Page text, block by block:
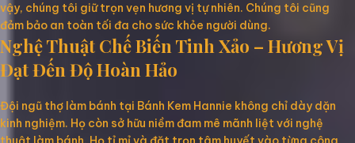
vậy, chúng tôi giữ trọn vẹn hương vị tự nhiên. Chúng tôi cũng
đảm bảo an toàn tối đa cho sức khỏe người dùng.
Nghệ Thuật Chế Biến Tinh Xảo – Hương Vị
Đạt Đến Độ Hoàn Hảo
Đội ngũ thợ làm bánh tại Bánh Kem Hannie không chỉ dày dặn
kinh nghiệm. Họ còn sở hữu niềm đam mê mãnh liệt với nghệ